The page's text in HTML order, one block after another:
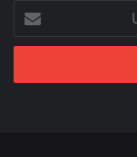
Unesite
Email
adresu